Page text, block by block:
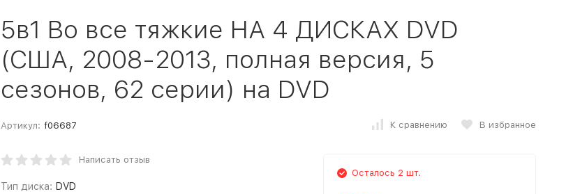
5в1 Во все тяжкие НА 4 ДИСКАХ DVD
(США, 2008-2013, полная версия, 5
сезонов, 62 серии) на DVD
Артикул: f06687 К сравнению В избранное
Написать отзыв
Тип диска: DVD
Осталось 2 шт.